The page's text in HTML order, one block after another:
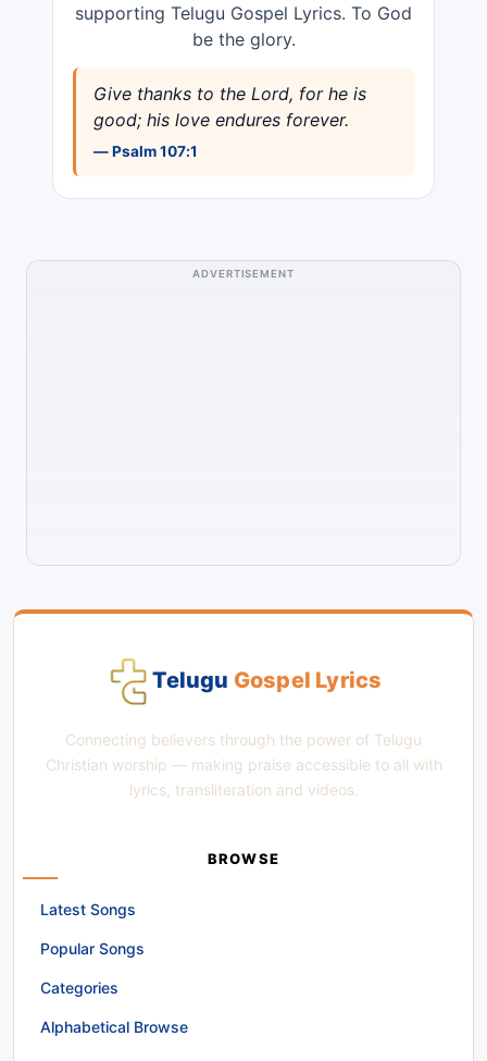
supporting Telugu Gospel Lyrics. To God
be the glory.
Give thanks to the Lord, for he is
good; his love endures forever.
— Psalm 107:1
ADVERTISEMENT
Telugu Gospel Lyrics
Connecting believers through the power of Telugu
Christian worship — making praise accessible to all with
lyrics, transliteration and videos.
BROWSE
Latest Songs
Popular Songs
Categories
Alphabetical Browse